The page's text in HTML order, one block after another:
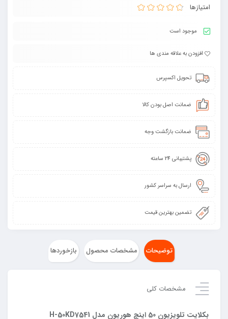
امتیازها
موجود است
افزودن به علاقه مندی ها
تحویل اکسپرس
ضمانت اصل بودن کالا
ضمانت بازگشت وجه
پشتیبانی 24 ساعته
ارسال به سراسر کشور
تضمین بهترین قیمت
توضیحات مشخصات محصول بازخوردها
مشخصات کلی
بکلایت تلویزیون 50 اینچ هوریون مدل H-50KD7541